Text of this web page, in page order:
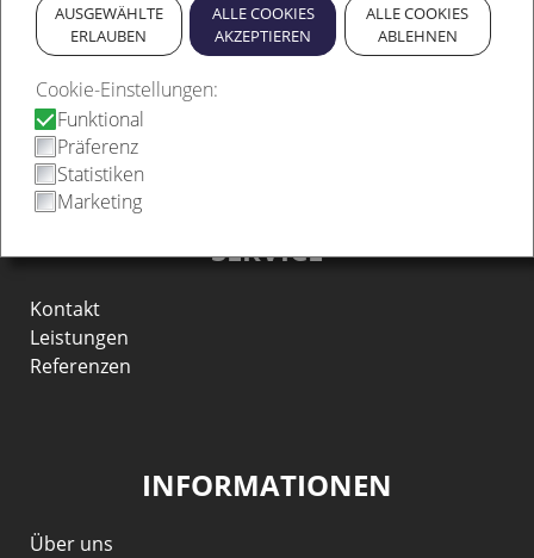
AUSGEWÄHLTE
ERLAUBEN
ALLE COOKIES
AKZEPTIEREN
ALLE COOKIES
ABLEHNEN
Cookie-Einstellungen:
Funktional
Präferenz
Statistiken
Marketing
E-Mail
info@brockmann-fahrzeugtechnik.de
SERVICE
Kontakt
Leistungen
Referenzen
INFORMATIONEN
Über uns